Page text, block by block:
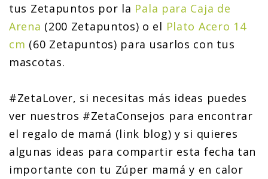
tus Zetapuntos por la Pala para Caja de
Arena (200 Zetapuntos) o el Plato Acero 14
cm (60 Zetapuntos) para usarlos con tus
mascotas.
#ZetaLover, si necesitas más ideas puedes
ver nuestros #ZetaConsejos para encontrar
el regalo de mamá (link blog) y si quieres
algunas ideas para compartir esta fecha tan
importante con tu Zúper mamá y en calor